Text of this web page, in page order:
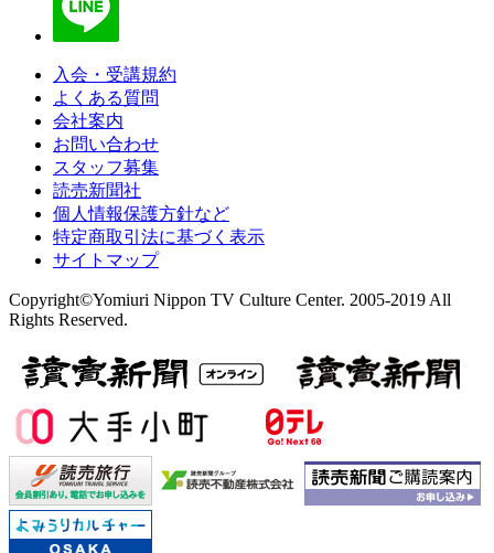
入会・受講規約
よくある質問
会社案内
お問い合わせ
スタッフ募集
読売新聞社
個人情報保護方針など
特定商取引法に基づく表示
サイトマップ
Copyright©Yomiuri Nippon TV Culture Center. 2005-2019 All
Rights Reserved.